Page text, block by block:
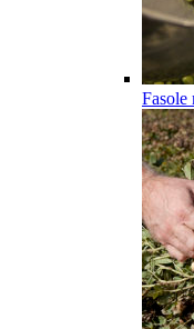
Fasole